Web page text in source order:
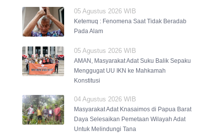
05 Agustus 2026 WIB
Ketemuq : Fenomena Saat Tidak Beradab
Pada Alam
05 Agustus 2026 WIB
AMAN, Masyarakat Adat Suku Balik Sepaku
Menggugat UU IKN ke Mahkamah
Konstitusi
04 Agustus 2026 WIB
Masyarakat Adat Knasaimos di Papua Barat
Daya Selesaikan Pemetaan Wilayah Adat
Untuk Melindungi Tana